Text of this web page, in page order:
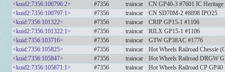
<kuid2:7356:100796:2>
#7356 traincar
CN GP40-3 #7601 IC Heritage
<kuid2:7356:100797:1>
#7356 traincar
CN SD70M-2 #8898 IPO25
<kuid:7356:101322>
#7356 traincar
CRIP GP15-1 #1106
<kuid2:7356:101322:1>
#7356 traincar
RILX GP15-1 #1106
<kuid:7356:103716>
#7356 traincar
GTW GP38AC #1776
<kuid:7356:105825>
#7356 traincar
Hot Wheels Railroad Chessie
<kuid:7356:105847>
#7356 traincar
Hot Wheels Railroad DRGW
<kuid2:7356:105871:1>
#7356 traincar
Hot Wheels Railroad CP GP40